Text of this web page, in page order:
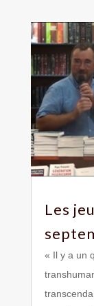
Les
« Il y a un